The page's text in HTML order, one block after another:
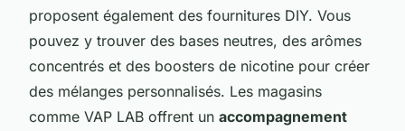
proposent également des fournitures DIY. Vous
pouvez y trouver des bases neutres, des arômes
concentrés et des boosters de nicotine pour créer
des mélanges personnalisés. Les magasins
comme VAP LAB offrent un accompagnement